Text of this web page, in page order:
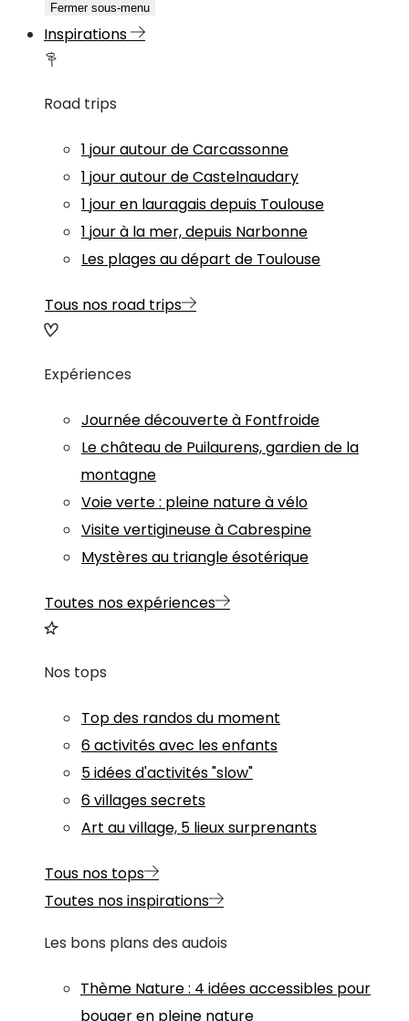
Fermer sous-menu
Inspirations
Road trips
1 jour autour de Carcassonne
1 jour autour de Castelnaudary
1 jour en lauragais depuis Toulouse
1 jour à la mer, depuis Narbonne
Les plages au départ de Toulouse
Tous nos road trips
Expériences
Journée découverte à Fontfroide
Le château de Puilaurens, gardien de la
montagne
Voie verte : pleine nature à vélo
Visite vertigineuse à Cabrespine
Mystères au triangle ésotérique
Toutes nos expériences
Nos tops
Top des randos du moment
6 activités avec les enfants
5 idées d'activités "slow"
6 villages secrets
Art au village, 5 lieux surprenants
Tous nos tops
Toutes nos inspirations
Les bons plans des audois
Thème Nature: 4 idées accessibles pour
bouger en pleine nature